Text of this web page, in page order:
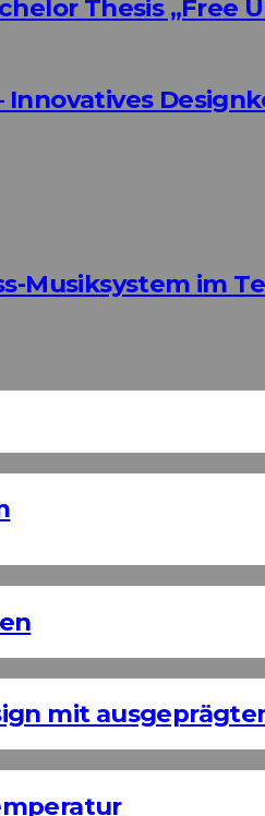
Thesis „Free
Innovatives
Musiksystem im
mit